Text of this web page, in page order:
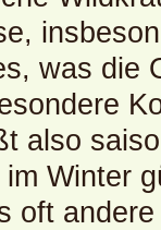
was die
also
im Winter
oft